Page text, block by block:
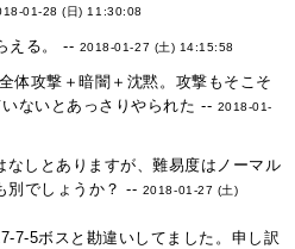
01-28 (日) 11:30:08
える。 -- 2018-01-27 (土) 14:15:58
体攻撃＋暗闇＋沈黙。攻撃もそこそ
ないとあっさりやられた -- 2018-01-
なしとありますが、難易度はノーマル
別でしょうか？ -- 2018-01-27 (土)
7-5ボスと勘違いしてました。申し訳